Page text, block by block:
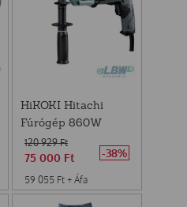
HiKOKI Hitachi
Fúrógép 860W
77Nm D13VL
120 929Ft
75 000 Ft
59 055 Ft + Áfa
-38%